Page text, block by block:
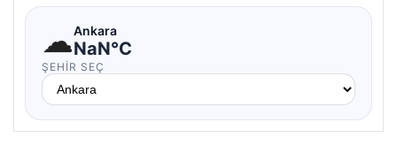
☁Ankara
NaN°C
ŞEHIR SEÇ